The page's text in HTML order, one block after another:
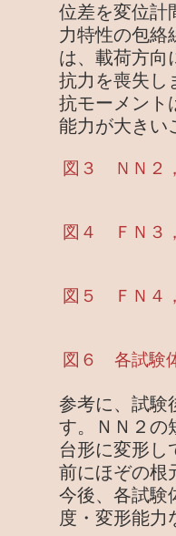
位差を変位計
力特性の包絡
は、載荷方向
抗力を喪失し
抗モーメント
能力が大きい
図３ ＮＮ２
図４ ＦＮ３
図５ ＦＮ４
図６ 各試験
参考に、試験
す。ＮＮ２の
台形に変形し
前にほぞの根
今後、各試験
度・変形能力